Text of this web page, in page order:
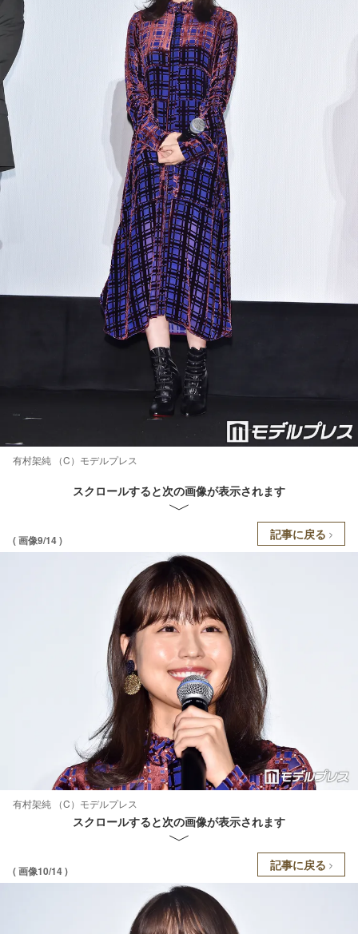
有村架純 （C）モデルプレス
スクロールすると次の画像が表示されます
( 画像9/14 ) 記事に戻る
有村架純 （C）モデルプレス
スクロールすると次の画像が表示されます
( 画像10/14 ) 記事に戻る